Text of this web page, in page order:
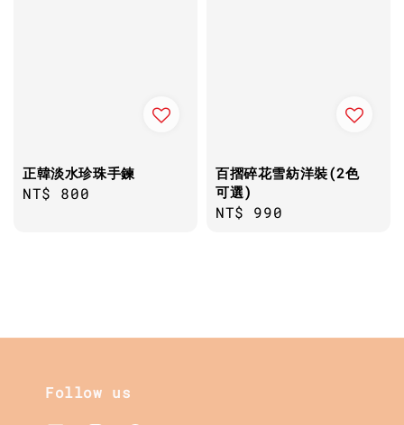
正韓淡水珍珠手鍊
Regular
NT$ 800
百摺碎花雪紡洋裝(2色
可選)
Regular
NT$ 990
Follow us